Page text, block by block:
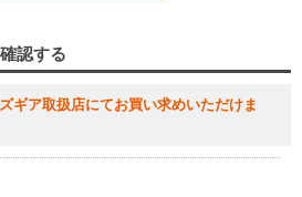
認する
ギア取扱店にてお買い求めいただけま